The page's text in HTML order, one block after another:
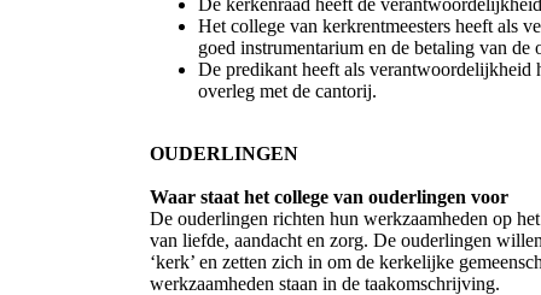
De kerkenraad heeft de
Het college van kerkrentmeesters heeft als
goed instrumentarium en de betaling van de
De predikant heeft als verantwoordelijkheid
overleg met de cantorij.
OUDERLINGEN
Waar staat het college van ouderlingen voor
De ouderlingen richten hun werkzaamheden op
van liefde, aandacht en zorg. De ouderlingen
‘kerk’ en zetten zich in om de kerkelijke
werkzaamheden staan in de taakomschrijving.